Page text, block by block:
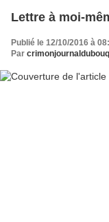
Lettre à moi-
Publié le 12/10/2016 à
Par